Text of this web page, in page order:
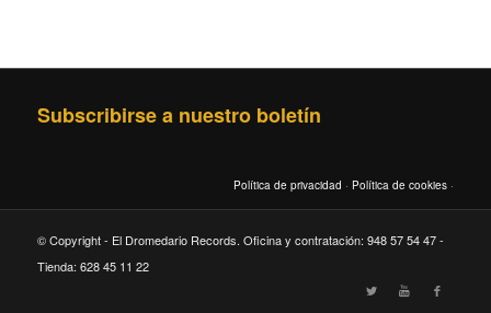
Subscribirse a nuestro boletín
Política de privacidad · Política de cookies ·
© Copyright - El Dromedario Records. Oficina y contratación: 948 57 54 47 -
Tienda: 628 45 11 22